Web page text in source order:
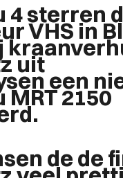
4 sterren
VHS in
uit
een
2150
de de